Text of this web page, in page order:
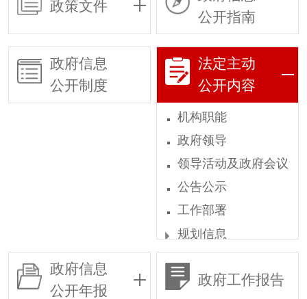
政策文件
公开指南
政府信息
公开制度
法定主动
公开内容
机构职能
政府领导
领导活动及政府会议
公告公示
工作部署
规划信息
统计信息
权责清单
政府信息
公开年报
政府工作报告